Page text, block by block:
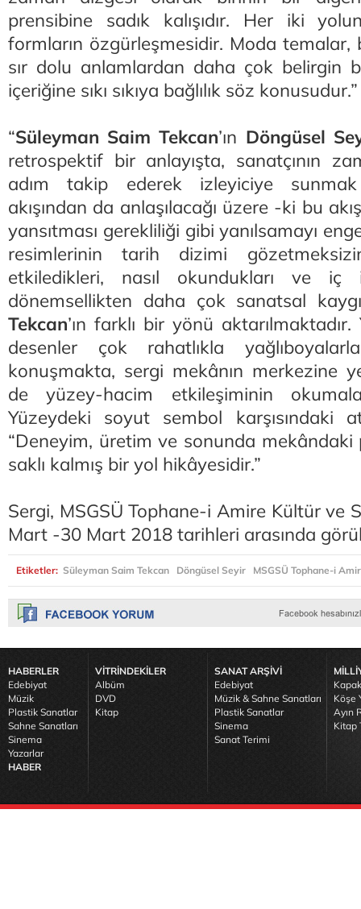
prensibine sadık kalışıdır. Her iki
formların özgürleşmesidir. Moda temalar,
sır dolu anlamlardan daha çok belirgin
içeriğine sıkı sıkıya bağlılık söz konusudur.”
“Süleyman Saim Tekcan’ın Döngüsel
retrospektif bir anlayışta, sanatçının
adım takip ederek izleyiciye
akışından da anlaşılacağı üzere -ki bu
yansıtması gerekliliği gibi yanılsamayı
resimlerinin tarih dizimi
etkiledikleri, nasıl okundukları ve iç
dönemsellikten daha çok sanatsal
Tekcan’ın farklı bir yönü
desenler çok rahatlıkla
konuşmakta, sergi mekânın merkezine
de yüzey-hacim etkileşiminin
Yüzeydeki soyut sembol karşısındaki
“Deneyim, üretim ve sonunda mekândaki
saklı kalmış bir yol hikâyesidir.”
Sergi, MSGSÜ Tophane-i Amire Kültür ve
Mart -30 Mart 2018 tarihleri arasında
Etiketler: Süleyman Saim Tekcan Döngüsel Seyir MSGSÜ Tophane-i
HABERLER
Edebiyat
Müzik
Plastik Sanatlar
Sahne Sanatları
Sinema
Yazarlar
HABER
VİTRİNDEKİLER
Albüm
DVD
Kitap
SANAT ARŞİVİ
Edebiyat
Müzik & Sahne Sanatları
Plastik Sanatlar
Sinema
Sanat Terimi
Köşe
Ayın
Kitap